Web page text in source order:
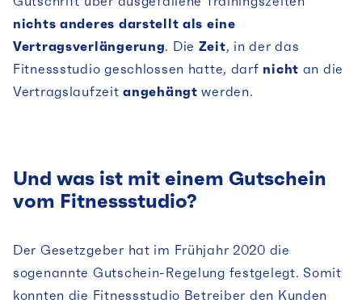
nichts anderes darstellt als eine
Vertragsverlängerung. Die Zeit, in der das
Fitnessstudio geschlossen hatte, darf nicht an die
Vertragslaufzeitangehängtwerden.
Und was ist mit einem Gutschein
vom Fitnessstudio?
Der Gesetzgeber hat im Frühjahr 2020 die
sogenannte Gutschein-Regelung festgelegt. Somit
konnten die Fitnessstudio Betreiber den Kunden